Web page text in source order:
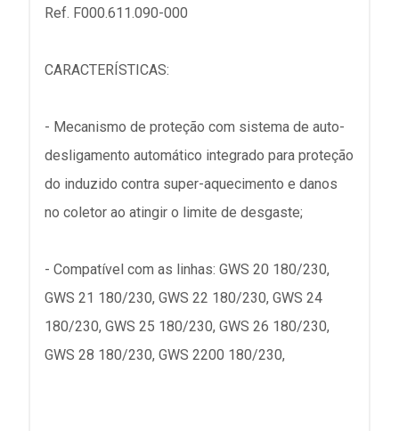
Ref. F000.611.090-000
CARACTERÍSTICAS:
- Mecanismo de proteção com sistema de auto-
desligamento automático integrado para proteção
do induzido contra super-aquecimento e danos
no coletor ao atingir o limite de desgaste;
- Compatível com as linhas: GWS 20 180/230,
GWS 21 180/230, GWS 22 180/230, GWS 24
180/230, GWS 25 180/230, GWS 26 180/230,
GWS 28 180/230, GWS 2200 180/230,